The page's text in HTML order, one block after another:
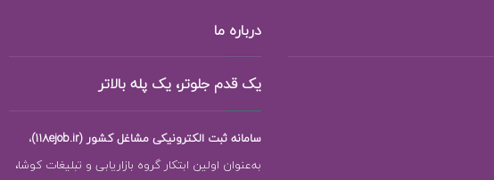
درباره ما
یک قدم جلوتر، یک پله بالاتر
سامانه ثبت الکترونیکی مشاغل کشور (118ejob.ir)
،
به‌عنوان اولین ابتکار گروه بازاریابی و تبلیغات کوشا،